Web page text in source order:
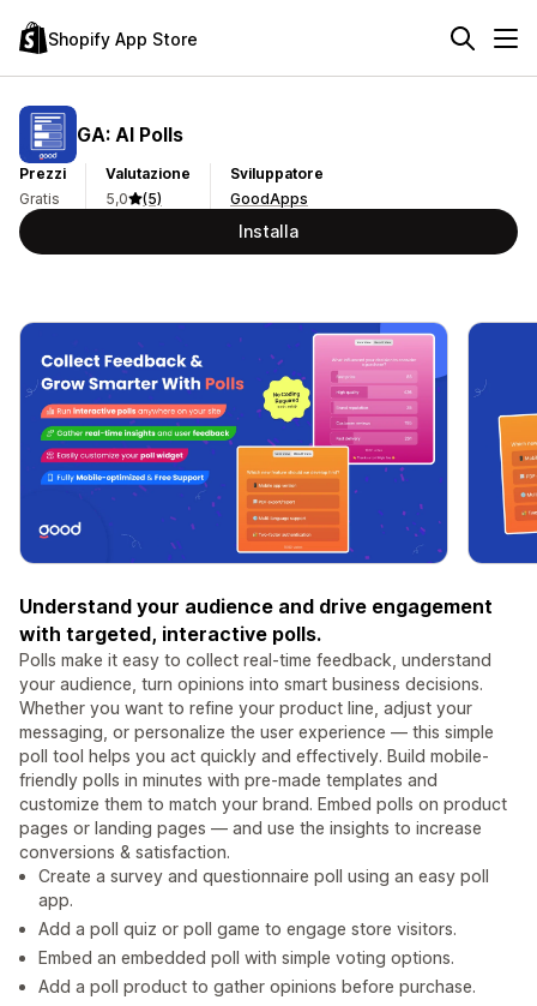
Shopify App Store
GA: AI Polls
Prezzi
Gratis
Valutazione
5,0
(5)
Sviluppatore
GoodApps
Installa
Understand your audience and drive engagement
with targeted, interactive polls.
Polls make it easy to collect real-time feedback, understand
your audience, turn opinions into smart business decisions.
Whether you want to refine your product line, adjust your
messaging, or personalize the user experience — this simple
poll tool helps you act quickly and effectively. Build mobile-
friendly polls in minutes with pre-made templates and
customize them to match your brand. Embed polls on product
pages or landing pages — and use the insights to increase
conversions & satisfaction.
Create a survey and questionnaire poll using an easy poll
app.
Add a poll quiz or poll game to engage store visitors.
Embed an embedded poll with simple voting options.
Add a poll product to gather opinions before purchase.